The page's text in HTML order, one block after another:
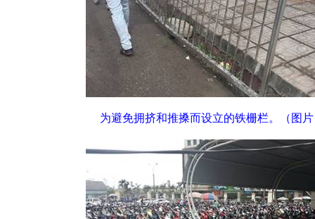
为避免拥挤和推搡而设立的铁栅栏。 （图